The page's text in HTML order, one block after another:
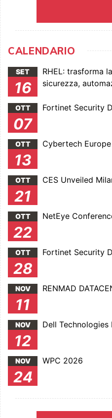
CALENDARIO
SET
16
RHEL: trasforma
sicurezza,
OTT
07
Fortinet Security
OTT
13
Cybertech
OTT
21
CES Unveiled
OTT
22
NetEye
OTT
28
Fortinet Security
NOV
11
RENMAD
NOV
12
Dell Technologies
NOV
24
WPC 2026